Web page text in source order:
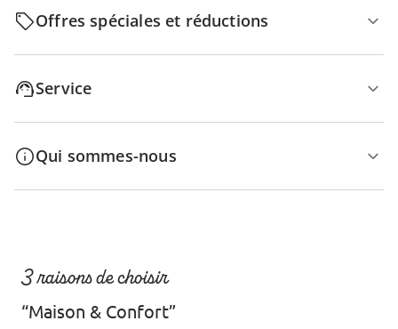
Offres spéciales et réductions
Service
Qui sommes-nous
3 raisons de choisir
“Maison & Confort”